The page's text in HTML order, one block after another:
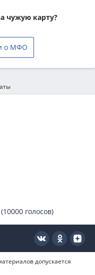
чужую карту?
о МФО
10000 голосов)
допускается